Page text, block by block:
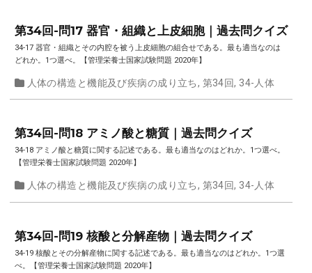
第34回-問17 器官・組織と上皮細胞｜過去問クイズ
34-17 器官・組織とその内腔を被う上皮細胞の組合せである。最も適当なのは
どれか。1つ選べ。【管理栄養士国家試験問題 2020年】
人体の構造と機能及び疾病の成り立ち, 第34回, 34-人体
第34回-問18 アミノ酸と糖質｜過去問クイズ
34-18 アミノ酸と糖質に関する記述である。最も適当なのはどれか。1つ選べ。
【管理栄養士国家試験問題 2020年】
人体の構造と機能及び疾病の成り立ち, 第34回, 34-人体
第34回-問19 核酸と分解産物｜過去問クイズ
34-19 核酸とその分解産物に関する記述である。最も適当なのはどれか。1つ選
べ。【管理栄養士国家試験問題 2020年】